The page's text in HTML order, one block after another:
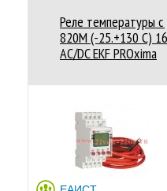
Реле температуры
820M (-25.+130 С)
АС/DC EKF PROxima